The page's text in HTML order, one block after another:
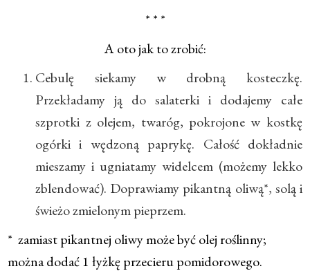
* * *
A oto jak to zrobić:
Cebulę siekamy w drobną kosteczkę.
Przekładamy ją do salaterki i dodajemy całe
szprotki z olejem, twaróg, pokrojone w kostkę
ogórki i wędzoną paprykę. Całość dokładnie
mieszamy i ugniatamy widelcem (możemy lekko
zblendować). Doprawiamy pikantną oliwą*, solą i
świeżo zmielonym pieprzem.
* zamiast pikantnej oliwy może być olej roślinny;
można dodać 1 łyżkę przecieru pomidorowego.